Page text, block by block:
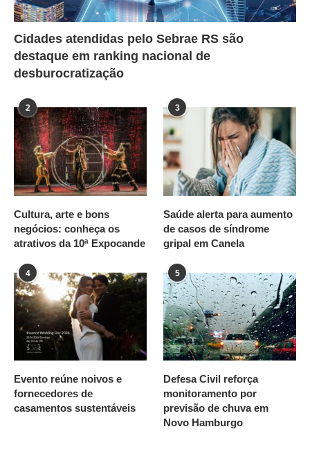
Cidades atendidas pelo Sebrae RS são
destaque em ranking nacional de
desburocratização
2
Cultura, arte e bons
negócios: conheça os
atrativos da 10ª Expocande
3
Saúde alerta para aumento
de casos de síndrome
gripal em Canela
4
Evento reúne noivos e
fornecedores de
casamentos sustentáveis
5
Defesa Civil reforça
monitoramento por
previsão de chuva em
Novo Hamburgo